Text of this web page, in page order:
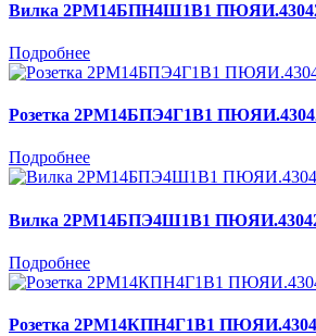
Вилка 2РМ14БПН4Ш1В1
Подробнее
Розетка 2РМ14БПЭ4Г1В1
Подробнее
Вилка 2РМ14БПЭ4Ш1В1
Подробнее
Розетка 2РМ14КПН4Г1В1